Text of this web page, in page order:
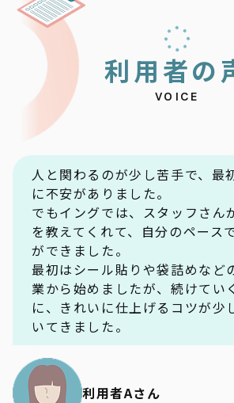
利用者の
VOICE
人と関わるのが少し苦手で、最
に不安がありました。
でもイングでは、スタッフさん
を教えてくれて、自分のペース
ができました。
最初はシール貼りや袋詰めなど
業から始めましたが、続けてい
に、きれいに仕上げるコツが少
いてきました。
利用者Aさん